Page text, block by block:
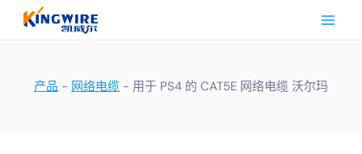
产品 - 网络电缆 - 用于 PS4 的 CAT5E 网络电缆 沃尔玛